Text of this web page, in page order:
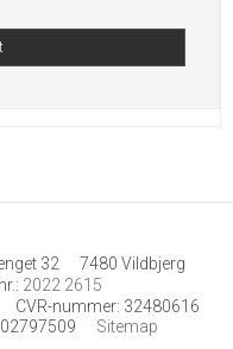
32
7480 Vildbjerg
: 2022 2615
CVR-nummer: 32480616
Sitemap